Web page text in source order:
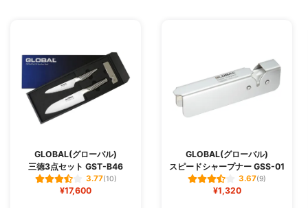
GLOBAL(グローバル)
三徳3点セット GST-B46
3.77(10)
¥17,600
GLOBAL(グローバル)
スピードシャープナー GSS-01
3.67(9)
¥1,320